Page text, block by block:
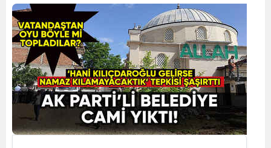
Samsun
Siirt
Sinop
Sivas
Tekirdağ